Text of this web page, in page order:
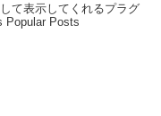
て表示してくれるプラグ
Popular Posts